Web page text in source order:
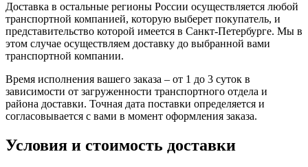
Доставка в остальные регионы России осуществляется любой
транспортной компанией, которую выберет покупатель, и
представительство которой имеется в Санкт-Петербурге. Мы в
этом случае осуществляем доставку до выбранной вами
транспортной компании.
Время исполнения вашего заказа – от 1 до 3 суток в
зависимости от загруженности транспортного отдела и
района доставки. Точная дата поставки определяется и
согласовывается с вами в момент оформления заказа.
Условия и стоимость доставки